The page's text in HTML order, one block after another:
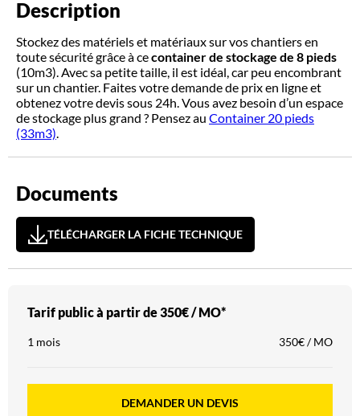
Description
Stockez des matériels et matériaux sur vos chantiers en
toute sécurité grâce à cecontainer de stockage de 8 pieds
(10m3). Avec sa petite taille, il est idéal, car peu encombrant
sur un chantier. Faites votre demande de prix en ligne et
obtenez votre devis sous 24h. Vous avez besoin d’un espace
de stockage plus grand ? Pensez au Container 20 pieds
(33m3).
Documents
TÉLÉCHARGER LA FICHE TECHNIQUE
Tarif public à partir de350€ / MO*
1 mois 350€ / MO
DEMANDER UN DEVIS